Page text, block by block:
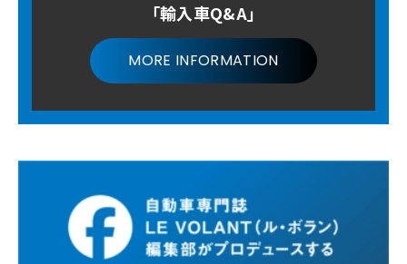
「輸入車Q&A」
MORE INFORMATION